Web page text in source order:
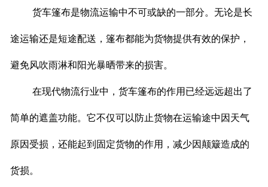
货车篷布是物流运输中不可或缺的一部分。无论是长
途运输还是短途配送，篷布都能为货物提供有效的保护，
避免风吹雨淋和阳光暴晒带来的损害。
在现代物流行业中，货车篷布的作用已经远远超出了
简单的遮盖功能。它不仅可以防止货物在运输途中因天气
原因受损，还能起到固定货物的作用，减少因颠簸造成的
货损。